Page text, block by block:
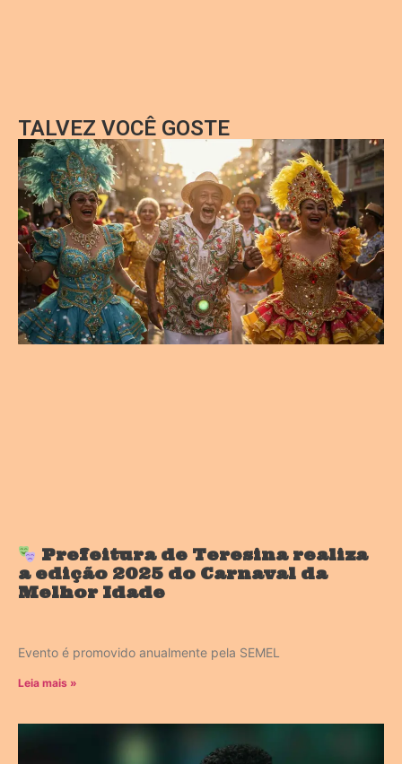
TALVEZ VOCÊ GOSTE
Prefeitura de Teresina realiza
a edição 2025 do Carnaval da
Melhor Idade
Evento é promovido anualmente pela SEMEL
Leia mais »